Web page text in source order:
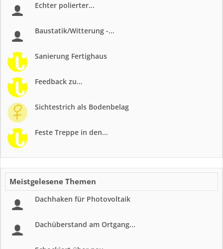
Echter polierter...
Baustatik/Witterung -...
Sanierung Fertighaus
Feedback zu...
Sichtestrich als Bodenbelag
Feste Treppe in den...
Meistgelesene Themen
Dachhaken für Photovoltaik
Dachüberstand am Ortgang...